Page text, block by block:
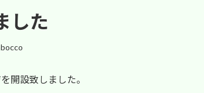
した
開設致しました。